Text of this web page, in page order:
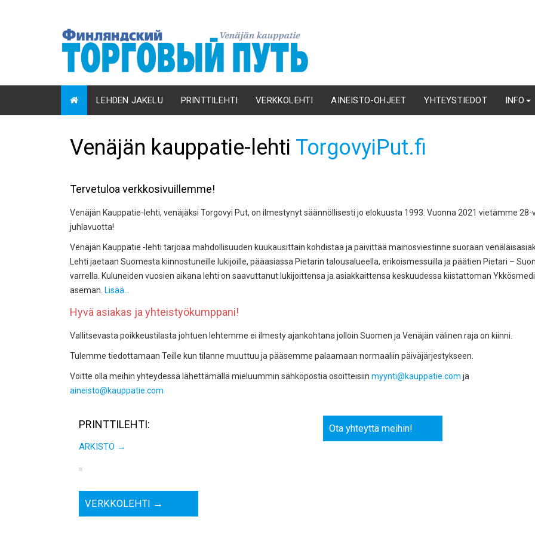
LEHDEN JAKELU PRINTTILEHTI VERKKOLEHTI AINEISTO-OHJEET YHTEYSTIEDOT INFO
Venäjän kauppatie-lehti TorgovyiPut.fi
Tervetuloa verkkosivuillemme!
Venäjän Kauppatie-lehti, venäjäksi Torgovyi Put, on ilmestynyt säännöllisesti jo elokuusta 1993. Vuonna 2021 vietämme 28-
juhlavuotta!
Venäjän Kauppatie -lehti tarjoaa mahdollisuuden kuukausittain kohdistaa ja päivittää mainosviestinne suoraan
Lehti jaetaan Suomesta kiinnostuneille lukijoille, pääasiassa Pietarin talousalueella, erikoismessuilla ja päätien Pietari –
varrella. Kuluneiden vuosien aikana lehti on saavuttanut lukijoittensa ja asiakkaittensa keskuudessa kiistattoman
aseman. Lisää…
Hyvä asiakas ja yhteistyökumppani!
Vallitsevasta poikkeustilasta johtuen lehtemme ei ilmesty ajankohtana jolloin Suomen ja Venäjän välinen raja on kiinni.
Tulemme tiedottamaan Teille kun tilanne muuttuu ja pääsemme palaamaan normaaliin päiväjärjestykseen.
Voitte olla meihin yhteydessä lähettämällä mieluummin sähköpostia osoitteisiin myynti@kauppatie.com ja
aineisto@kauppatie.com
PRINTTILEHTI:
ARKISTO →
VERKKOLEHTI →
Ota yhteyttä meihin!